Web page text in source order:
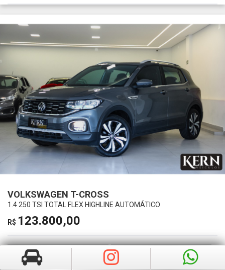
VOLKSWAGEN T-CROSS
1.4 250 TSI TOTAL FLEX HIGHLINE AUTOMÁTICO
R$ 123.800,00